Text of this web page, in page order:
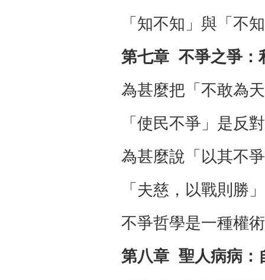
「知不知」與「不
第七章 不爭之爭：
為甚麼把「不敢為
「使民不爭」是反
為甚麼說「以其不
「夫慈，以戰則勝
不爭哲學是一種權
第八章 聖人病病：